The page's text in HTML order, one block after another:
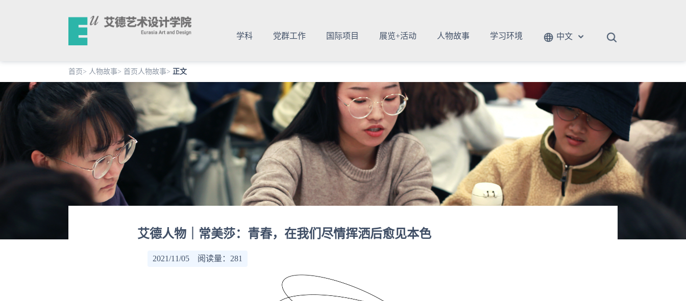
学科 党群工作 国际项目 展览+活动 人物故事 学习环境 中文
首页> 人物故事>首页人物故事>正文
艾德人物｜常美莎：青春，在我们尽情挥洒后愈见本色
2021/11/05 阅读量： 281